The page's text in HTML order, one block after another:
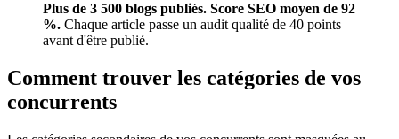
Plus de 3 500 blogs publiés. Score SEO moyen de 92
%. Chaque article passe un audit qualité de 40 points
avant d'être publié.
Comment trouver les catégories de vos
concurrents